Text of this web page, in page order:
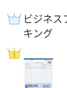
ビジネス
キング